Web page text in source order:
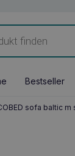
Bestseller
sofa baltic m